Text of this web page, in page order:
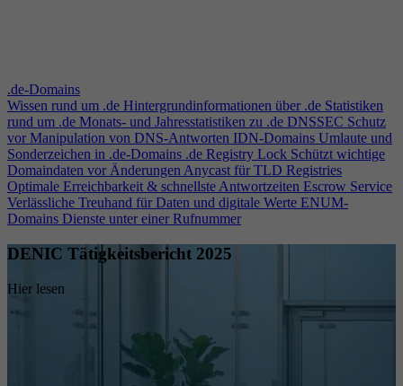
.de-Domains
Wissen rund um .de Hintergrundinformationen über .de Statistiken
rund um .de Monats- und Jahresstatistiken zu .de DNSSEC Schutz
vor Manipulation von DNS-Antworten IDN-Domains Umlaute und
Sonderzeichen in .de-Domains .de Registry Lock Schützt wichtige
Domaindaten vor ÄnderungenAnycast für TLD Registries
Optimale Erreichbarkeit & schnellste Antwortzeiten Escrow Service
Verlässliche Treuhand für Daten und digitale Werte ENUM-
Domains Dienste unter einer Rufnummer
DENIC Tätigkeitsbericht 2025
Hier lesen